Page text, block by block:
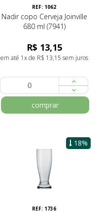
REF: 1062
Nadir copo Cerveja Joinville
680 ml (7941)
R$ 13,15
em até 1x de R$ 13,15 sem juros
comprar
18%
REF: 1736